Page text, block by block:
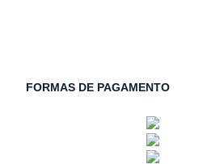
FORMAS DE PAGAMENTO